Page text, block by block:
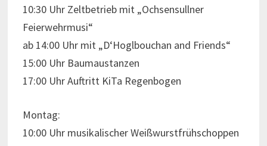
10:30 Uhr Zeltbetrieb mit „Ochsensullner
Feierwehrmusi“
ab 14:00 Uhr mit „D‘Hoglbouchan and Friends“
15:00 Uhr Baumaustanzen
17:00 Uhr Auftritt KiTa Regenbogen
Montag:
10:00 Uhr musikalischer Weißwurstfrühschoppen